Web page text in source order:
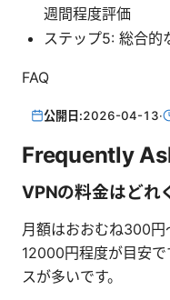
週間程度評価
ステップ5: 総合的
FAQ
公開日:2026-04-13·
Frequently
VPNの料金はどれ
月額はおおむね300
12000円程度が目安
スが多いです。